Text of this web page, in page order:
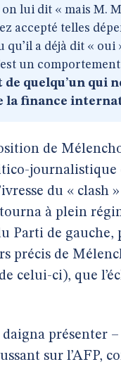
lui dit « mais M.
accepté telles
a déjà dit «
un
de quelqu’un qui
la finance
de
journalistique
du « clash
à plein
Parti de gauche,
précis de
celui-ci), que
présenter
sur l’AFP,